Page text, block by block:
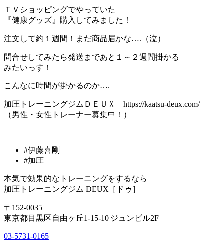
ＴＶショッピングでやっていた
『健康グッズ』購入してみました！
注文して約１週間！まだ商品届かな….（泣）
問合せしてみたら発送まであと１～２週間掛かる
みたいっす！
こんなに時間が掛かるのか….
加圧トレーニングジムＤＥＵＸ https://kaatsu-deux.com/
（男性・女性トレーナー募集中！）
#伊藤喜剛
#加圧
本気で効果的なトレーニングをするなら
加圧トレーニングジム DEUX［ドゥ］
〒152-0035
東京都目黒区自由ヶ丘1-15-10 ジュンビル2F
03-5731-0165